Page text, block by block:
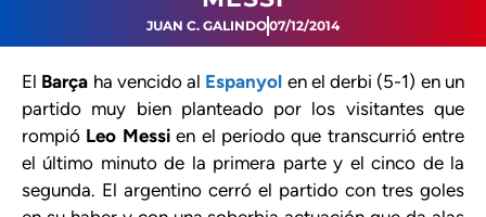
JUAN C. GALINDO07/12/2014
El Barça ha vencido al Espanyol en el derbi (5-1) en un
partido muy bien planteado por los visitantes que
rompió Leo Messien el periodo que transcurrió entre
el último minuto de la primera parte y el cinco de la
segunda. El argentino cerró el partido con tres goles